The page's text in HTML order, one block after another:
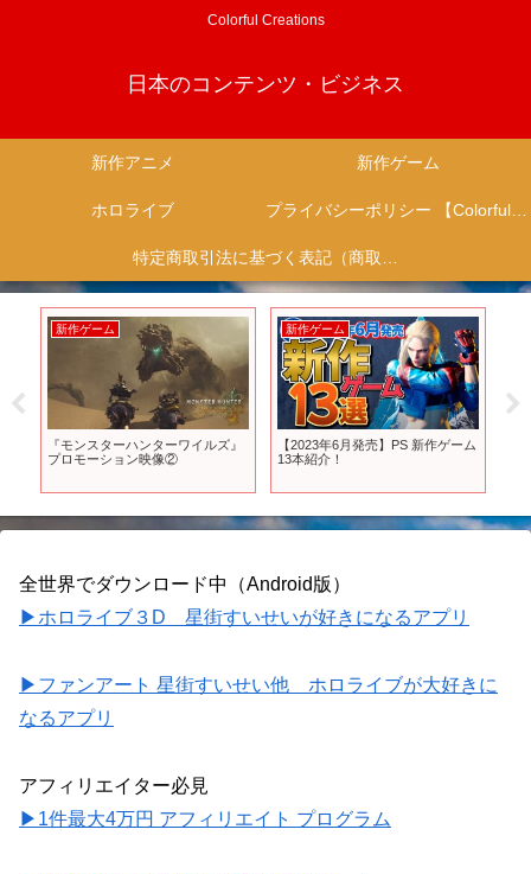
Colorful Creations
日本のコンテンツ・ビジネス
新作アニメ 新作ゲーム
ホロライブ プライバシーポリシー 【Colorful Creation】
特定商取引法に基づく表記（商取引に関する開示）
新作ゲーム
『モンスターハンターワイルズ』
プロモーション映像②
新作ゲーム
【2023年6月発売】PS 新作ゲーム
13本紹介！
全世界でダウンロード中（Android版）
▶ホロライブ３D 星街すいせいが好きになるアプリ
▶ファンアート 星街すいせい他 ホロライブが大好きに
なるアプリ
アフィリエイター必見
▶1件最大4万円 アフィリエイト プログラム